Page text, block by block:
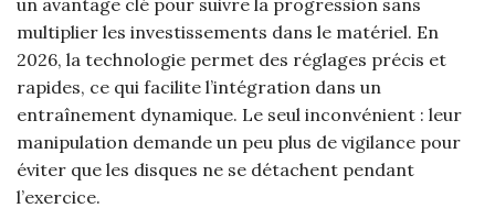
un avantage clé pour suivre la progression sans
multiplier les investissements dans le matériel. En
2026, la technologie permet des réglages précis et
rapides, ce qui facilite l’intégration dans un
entraînement dynamique. Le seul inconvénient : leur
manipulation demande un peu plus de vigilance pour
éviter que les disques ne se détachent pendant
l’exercice.